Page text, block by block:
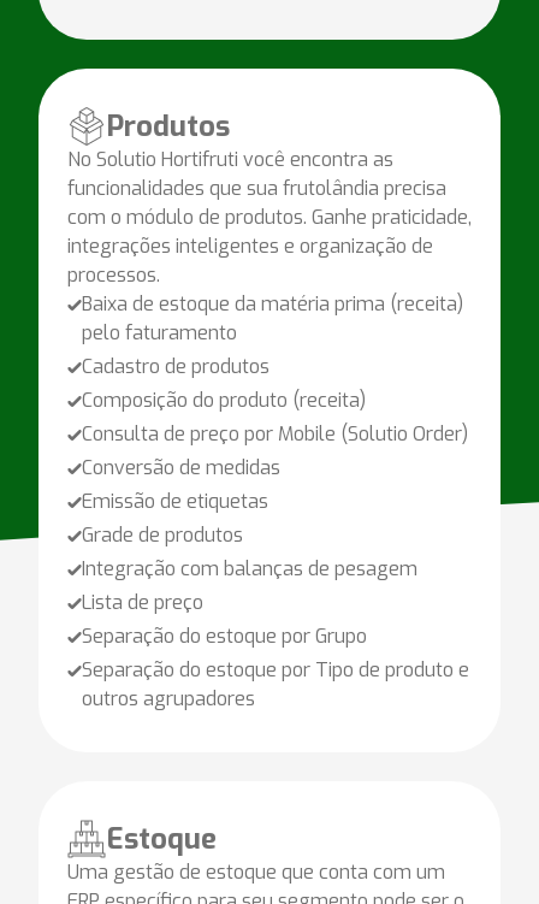
Produtos
No Solutio Hortifruti você encontra as
funcionalidades que sua frutolândia precisa
com o módulo de produtos. Ganhe praticidade,
integrações inteligentes e organização de
processos.
Baixa de estoque da matéria prima (receita)
pelo faturamento
Cadastro de produtos
Composição do produto (receita)
Consulta de preço por Mobile (Solutio Order)
Conversão de medidas
Emissão de etiquetas
Grade de produtos
Integração com balanças de pesagem
Lista de preço
Separação do estoque por Grupo
Separação do estoque por Tipo de produto e
outros agrupadores
Estoque
Uma gestão de estoque que conta com um